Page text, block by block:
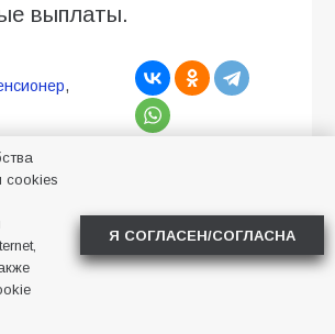
выплаты.
,
сосед получил
а вы — 235:
cookies
Я СОГЛАСЕН/СОГЛАСНА